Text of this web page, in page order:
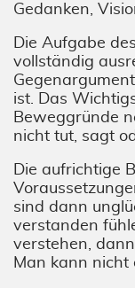
Gedanken,
Die Aufgabe
vollständig
ist. Das
Beweggründe
nicht tut, sagt
Die aufrichtige
sind dann
verstanden
verstehen,
Man kann